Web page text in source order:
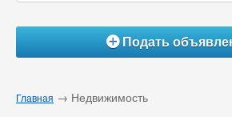
ÁПодать
Главная → Недвижимость